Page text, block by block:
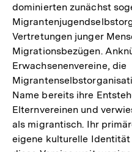
dominierten zunächst
Vertretungen junger
Migrationsbezügen.
Erwachsenenvereine, die
Name bereits ihre
Elternvereinen und
als migrantisch. Ihr
eigene kulturelle